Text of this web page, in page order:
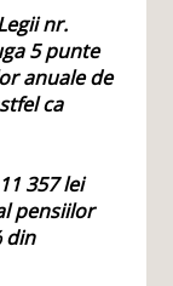
nr.
5 punte
anuale de
ca
357 lei
pensiilor
din